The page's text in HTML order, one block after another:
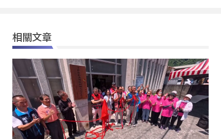
相關文章